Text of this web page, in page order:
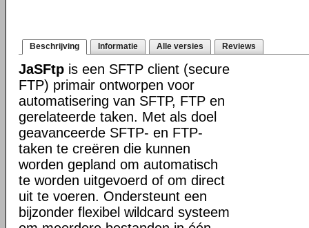
Beschrijving Informatie Alle versies Reviews
JaSFtp is een SFTP client (secure
FTP) primair ontworpen voor
automatisering van SFTP, FTP en
gerelateerde taken. Met als doel
geavanceerde SFTP- en FTP-
taken te creëren die kunnen
worden gepland om automatisch
te worden uitgevoerd of om direct
uit te voeren. Ondersteunt een
bijzonder flexibel wildcard systeem